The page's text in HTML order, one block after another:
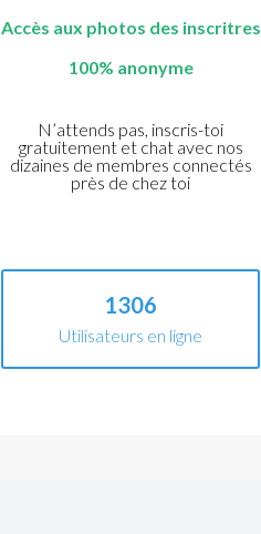
Accès aux photos des inscritres
100% anonyme
N’attends pas, inscris-toi
gratuitement et chat avec nos
dizaines de membres connectés
près de chez toi
1306
Utilisateurs en ligne